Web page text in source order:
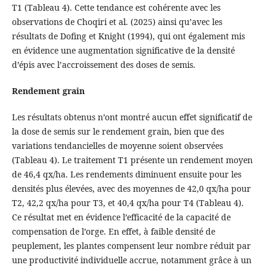
T1 (Tableau 4). Cette tendance est cohérente avec les
observations de Choqiri et al. (2025) ainsi qu’avec les
résultats de Dofing et Knight (1994), qui ont également mis
en évidence une augmentation significative de la densité
d’épis avec l’accroissement des doses de semis.
Rendement grain
Les résultats obtenus n’ont montré aucun effet significatif de
la dose de semis sur le rendement grain, bien que des
variations tendancielles de moyenne soient observées
(Tableau 4). Le traitement T1 présente un rendement moyen
de 46,4 qx/ha. Les rendements diminuent ensuite pour les
densités plus élevées, avec des moyennes de 42,0 qx/ha pour
T2, 42,2 qx/ha pour T3, et 40,4 qx/ha pour T4 (Tableau 4).
Ce résultat met en évidence l’efficacité de la capacité de
compensation de l’orge. En effet, à faible densité de
peuplement, les plantes compensent leur nombre réduit par
une productivité individuelle accrue, notamment grâce à un